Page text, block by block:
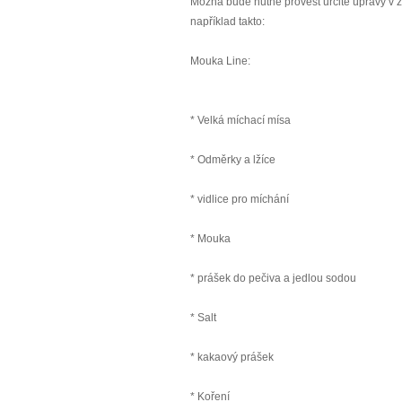
například takto:
Mouka Line:
* Velká míchací mísa
* Odměrky a lžíce
* vidlice pro míchání
* Mouka
* prášek do pečiva a jedlou sodou
* Salt
* kakaový prášek
* Koření